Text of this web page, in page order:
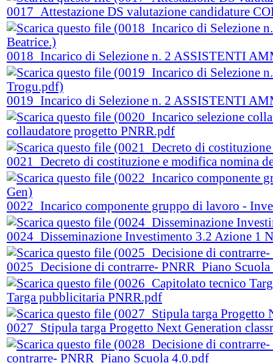
0017_Attestazione DS valutazione candidature
0018_Incarico di Selezione n. 2 ASSISTENTI
0019_Incarico di Selezione n. 2 ASSISTENTI
collaudatore progetto PNRR.pdf
0021_Decreto di costituzione e modifica nomina
0022_Incarico componente gruppo di lavoro -
0024_Disseminazione Investimento 3.2 Azione 1
0025_Decisione di contrarre- PNRR_Piano
Targa pubblicitaria PNRR.pdf
0027_Stipula targa Progetto Next Generation
contrarre- PNRR_Piano Scuola 4.0.pdf